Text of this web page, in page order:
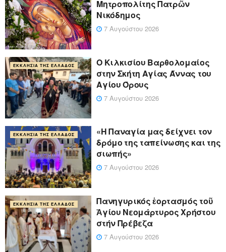
Μητροπολίτης Πατρῶν
Νικόδημος
7 Αυγούστου 2026
ΕΚΚΛΗΣΊΑ ΤΗΣ ΕΛΛΆΔΟΣ
Ο Κιλκισίου Βαρθολομαίος
στην Σκήτη Αγίας Άννας του
Αγίου Όρους
7 Αυγούστου 2026
ΕΚΚΛΗΣΊΑ ΤΗΣ ΕΛΛΆΔΟΣ
«Η Παναγία μας δείχνει τον
δρόμο της ταπείνωσης και της
σιωπής»
7 Αυγούστου 2026
ΕΚΚΛΗΣΊΑ ΤΗΣ ΕΛΛΆΔΟΣ
Πανηγυρικός ἑορτασμός τοῦ
Ἁγίου Νεομάρτυρος Χρήστου
στήν Πρέβεζα
7 Αυγούστου 2026